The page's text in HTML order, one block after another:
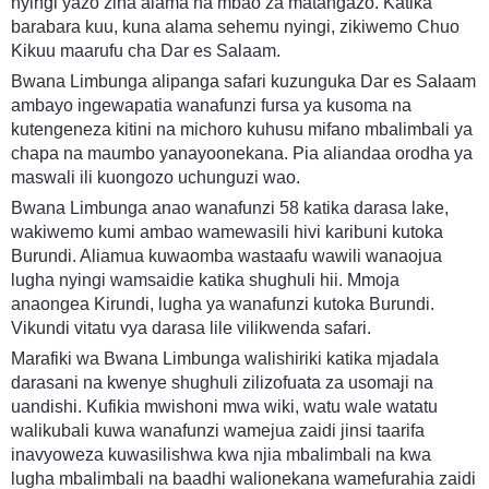
barabara kuu, kuna alama sehemu nyingi, zikiwemo Chuo
Kikuu maarufu cha Dar es Salaam.
Bwana Limbunga alipanga safari kuzunguka Dar es Salaam
ambayo ingewapatia wanafunzi fursa ya kusoma na
kutengeneza kitini na michoro kuhusu mifano mbalimbali ya
chapa na maumbo yanayoonekana. Pia aliandaa orodha ya
maswali ili kuongozo uchunguzi wao.
Bwana Limbunga anao wanafunzi 58 katika darasa lake,
wakiwemo kumi ambao wamewasili hivi karibuni kutoka
Burundi. Aliamua kuwaomba wastaafu wawili wanaojua
lugha nyingi wamsaidie katika shughuli hii. Mmoja
anaongea Kirundi, lugha ya wanafunzi kutoka Burundi.
Vikundi vitatu vya darasa lile vilikwenda safari.
Marafiki wa Bwana Limbunga walishiriki katika mjadala
darasani na kwenye shughuli zilizofuata za usomaji na
uandishi. Kufikia mwishoni mwa wiki, watu wale watatu
walikubali kuwa wanafunzi wamejua zaidi jinsi taarifa
inavyoweza kuwasilishwa kwa njia mbalimbali na kwa
lugha mbalimbali na baadhi walionekana wamefurahia zaidi